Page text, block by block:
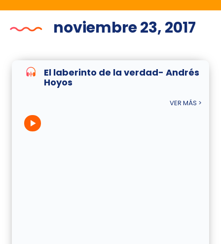
noviembre 23, 2017
El laberinto de la verdad- Andrés
Hoyos
VER MÁS >